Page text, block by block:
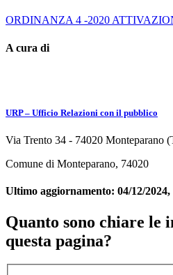
ORDINANZA 4 -2020
A cura di
URP – Ufficio Relazioni con il pubblico
Via Trento 34 - 74020 Monteparano
Comune di Monteparano, 74020
Ultimo aggiornamento: 04/12/2024,
Quanto sono chiare le
questa pagina?